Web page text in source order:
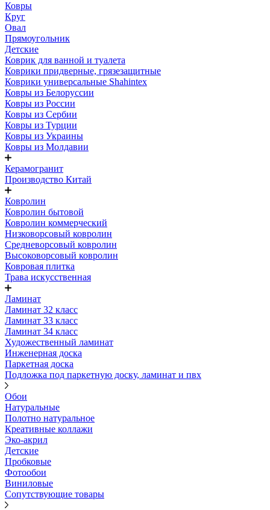
Ковры
Круг
Овал
Прямоугольник
Детские
Коврик для ванной и туалета
Коврики придверные, грязезащитные
Коврики универсальные Shahintex
Ковры из Белоруссии
Ковры из России
Ковры из Сербии
Ковры из Турции
Ковры из Украины
Ковры из Молдавии
Керамогранит
Производство Китай
Ковролин
Ковролин бытовой
Ковролин коммерческий
Низковорсовый ковролин
Средневорсовый ковролин
Высоковорсовый ковролин
Ковровая плитка
Трава искусственная
Ламинат
Ламинат 32 класс
Ламинат 33 класс
Ламинат 34 класс
Художественный ламинат
Инженерная доска
Паркетная доска
Подложка под паркетную доску, ламинат и пвх
Обои
Натуральные
Полотно натуральное
Креативные коллажи
Эко-акрил
Детские
Пробковые
Фотообои
Виниловые
Сопутствующие товары